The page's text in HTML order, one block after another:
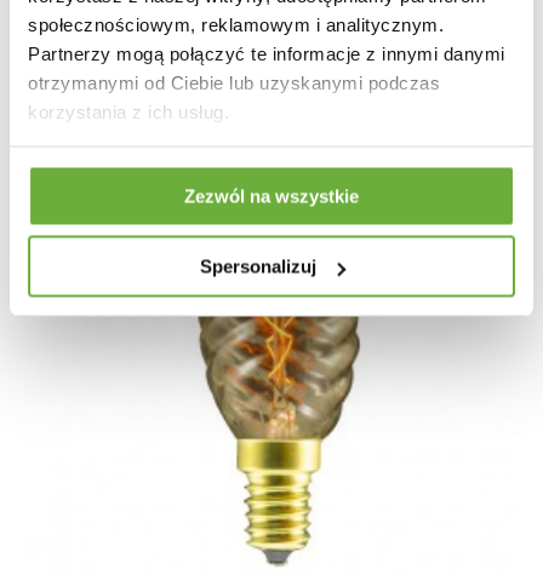
społecznościowym, reklamowym i analitycznym.
Partnerzy mogą połączyć te informacje z innymi danymi
otrzymanymi od Ciebie lub uzyskanymi podczas
korzystania z ich usług.
Zezwól na wszystkie
Spersonalizuj